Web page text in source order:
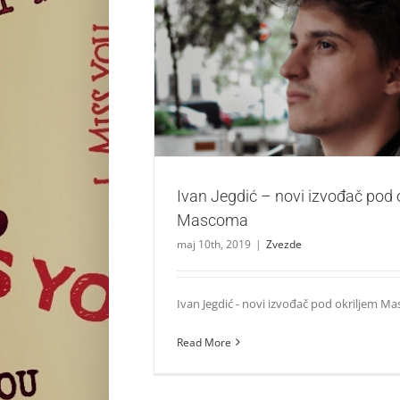
Ivan Jegdić – novi izvođač pod
Ivan Jegdić – novi izvođač pod
Mascoma
maj 10th, 2019 | Zvezde
Ivan Jegdić - novi izvođač pod okriljem
Read More